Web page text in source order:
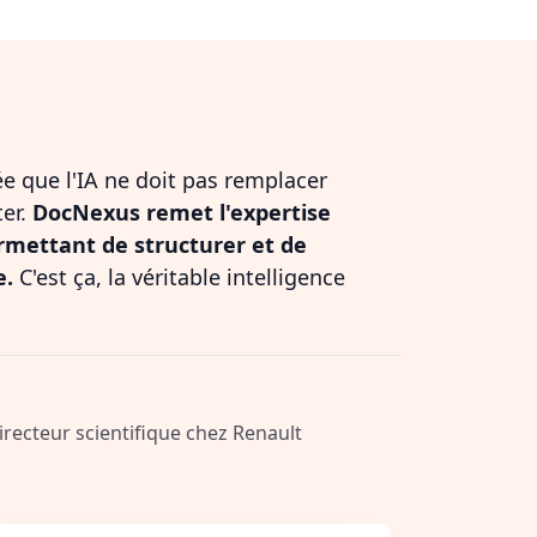
que l'IA ne doit pas remplacer
DocNexus remet l'expertise
de structurer et de
C'est ça, la véritable intelligence
scientifique chez Renault